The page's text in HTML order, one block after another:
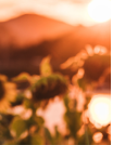
보기